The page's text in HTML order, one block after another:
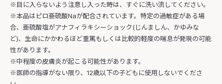
※目に入らないよう注意し入った時は、すぐに洗い流してください。
※本品はピロ亜硫酸Naが配合されています。特定の過敏症がある場
合、亜硫酸塩がアナフィラキシーショック(じんましん、かゆみな
ど)、生命にかかわるほど重篤もしくは比較的軽度の喘息が発現の可能
性があります。
※中程度の皮膚炎が起こる可能性があります。
※医師の指導がない限り、12歳以下の子どもに使用しないでくださ